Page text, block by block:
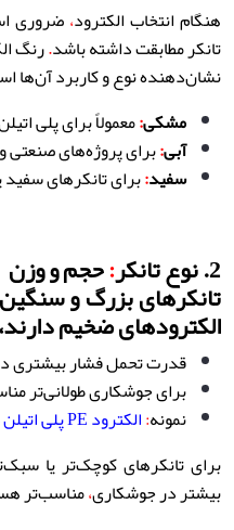
هنگام انتخاب الکترود،ضروری
تانکر مطابقت داشته باشد.رنگ
نشان‌دهنده نوع و کاربرد آن‌ها
مشکی:معمولاً برای پلی
آبی:برای پروژه‌های
سفید:برای تانکرهای
2. نوع تانکر:حجم و وزن
تانکرهای بزرگ و سنگین
الکترودهای ضخیم
قدرت تحمل فشار بیشتری
برای جوشکاری طولانی‌تر
نمونه:الکترود PE پلی اتیلن مشکی ضخیم
برای تانکرهای کوچک‌تر یا
بیشتر در جوشکاری،مناسب‌تر